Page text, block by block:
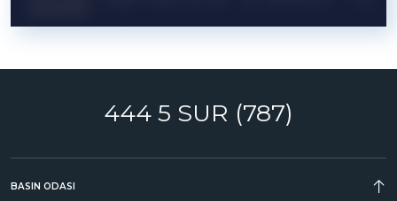
444 5 SUR (787)
BASIN ODASI